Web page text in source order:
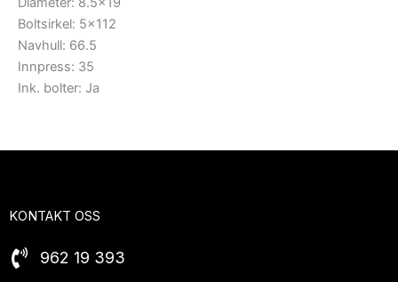
Boltsirkel: 5×112
Navhull: 66.5
Innpress: 35
Ink. bolter: Ja
KONTAKT OSS
962 19 393